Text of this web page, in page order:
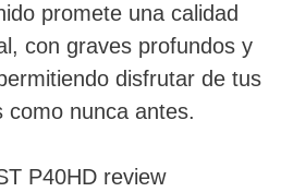
promete una calidad
con graves profundos y
disfrutar de tus
como nunca antes.